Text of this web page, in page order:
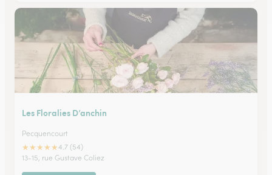
Les Floralies D’anchin
Pecquencourt
★★★★★4.7 (54)
13-15, rue Gustave Coliez